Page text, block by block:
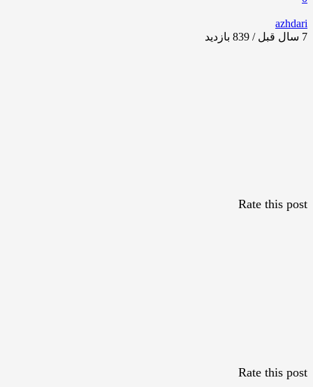
azhdari
7 سال قبل / 839
بازدید
Rate this post
Rate this post